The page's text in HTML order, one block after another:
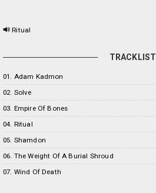
Ritual
TRACKLIST
01. Adam Kadmon
02. Solve
03. Empire Of Bones
04. Ritual
05. Shamdon
06. The Weight Of A Burial Shroud
07. Wind Of Death